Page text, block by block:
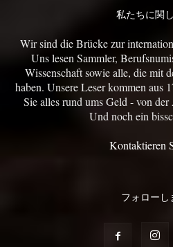
私たちに関
Wir sind die Brücke zur
Uns lesen Sammler,
Wissenschaft sowie alle, die mit
haben. Unsere Leser kommen aus
Sie alles rund ums Geld - von
Und noch ein
Kontaktieren
フォローし